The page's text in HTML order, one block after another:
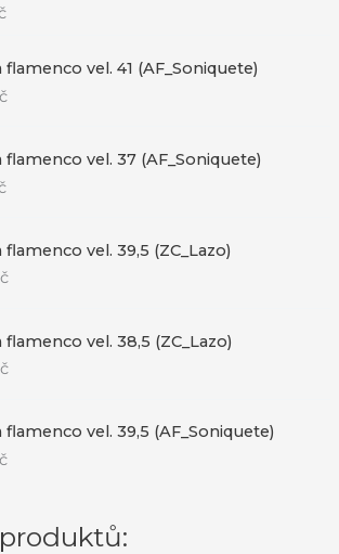
flamenco vel. 41 (AF_Soniquete)
flamenco vel. 37 (AF_Soniquete)
flamenco vel. 39,5 (ZC_Lazo)
flamenco vel. 38,5 (ZC_Lazo)
flamenco vel. 39,5 (AF_Soniquete)